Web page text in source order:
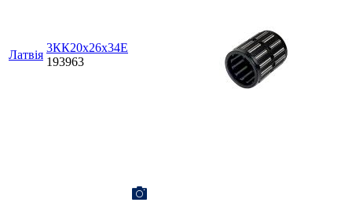
Латвія
3КК20х26х34Е
193963